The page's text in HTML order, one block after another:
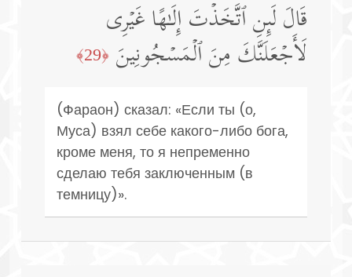
قَالَ لَىِٕنِ ٱتَّخَذۡتَ إِلَـٰهًا غَیۡرِی
لَأَجۡعَلَنَّكَ مِنَ ٱلۡمَسۡجُونِینَ ﴿29﴾
(Фараон) сказал: «Если ты (о,
Муса) взял себе какого-либо бога,
кроме меня, то я непременно
сделаю тебя заключенным (в
темницу)».